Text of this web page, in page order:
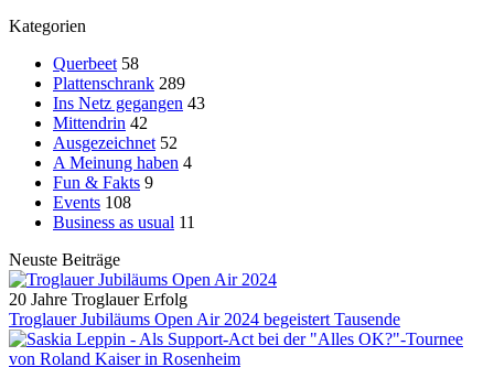
Kategorien
Querbeet 58
Plattenschrank 289
Ins Netz gegangen 43
Mittendrin 42
Ausgezeichnet 52
A Meinung haben 4
Fun & Fakts 9
Events 108
Business as usual 11
Neuste Beiträge
20 Jahre Troglauer Erfolg
Troglauer Jubiläums Open Air 2024 begeistert Tausende